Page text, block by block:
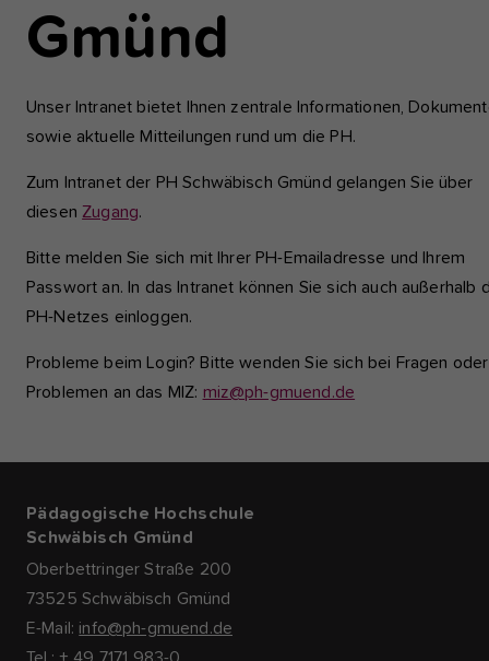
Gmünd
Unser Intranet bietet Ihnen zentrale Informationen,
sowie aktuelle Mitteilungen rund um die PH.
Zum Intranet der PH Schwäbisch Gmünd gelangen Sie über
diesen Zugang.
Bitte melden Sie sich mit Ihrer PH-Emailadresse und Ihrem
Passwort an. In das Intranet können Sie sich auch außerhalb
PH-Netzes einloggen.
Probleme beim Login? Bitte wenden Sie sich bei Fragen oder
Problemen an das MIZ: miz@ph-gmuend.de
Pädagogische Hochschule
Schwäbisch Gmünd
Oberbettringer Straße 200
73525 Schwäbisch Gmünd
E-Mail: info@ph-gmuend.de
Analyse und Performance
zu verbessern.
Anbieter
Laufzeit 1 Jahr
Diese Gruppe beinhaltet alle Skripte für
Es hilft uns die Nutzererfahrung der Website zu
verbessern.
Externe Inhalte
Wir verwenden auf unserer Website externe Inhalte, um Ihnen
Videos von youtube.